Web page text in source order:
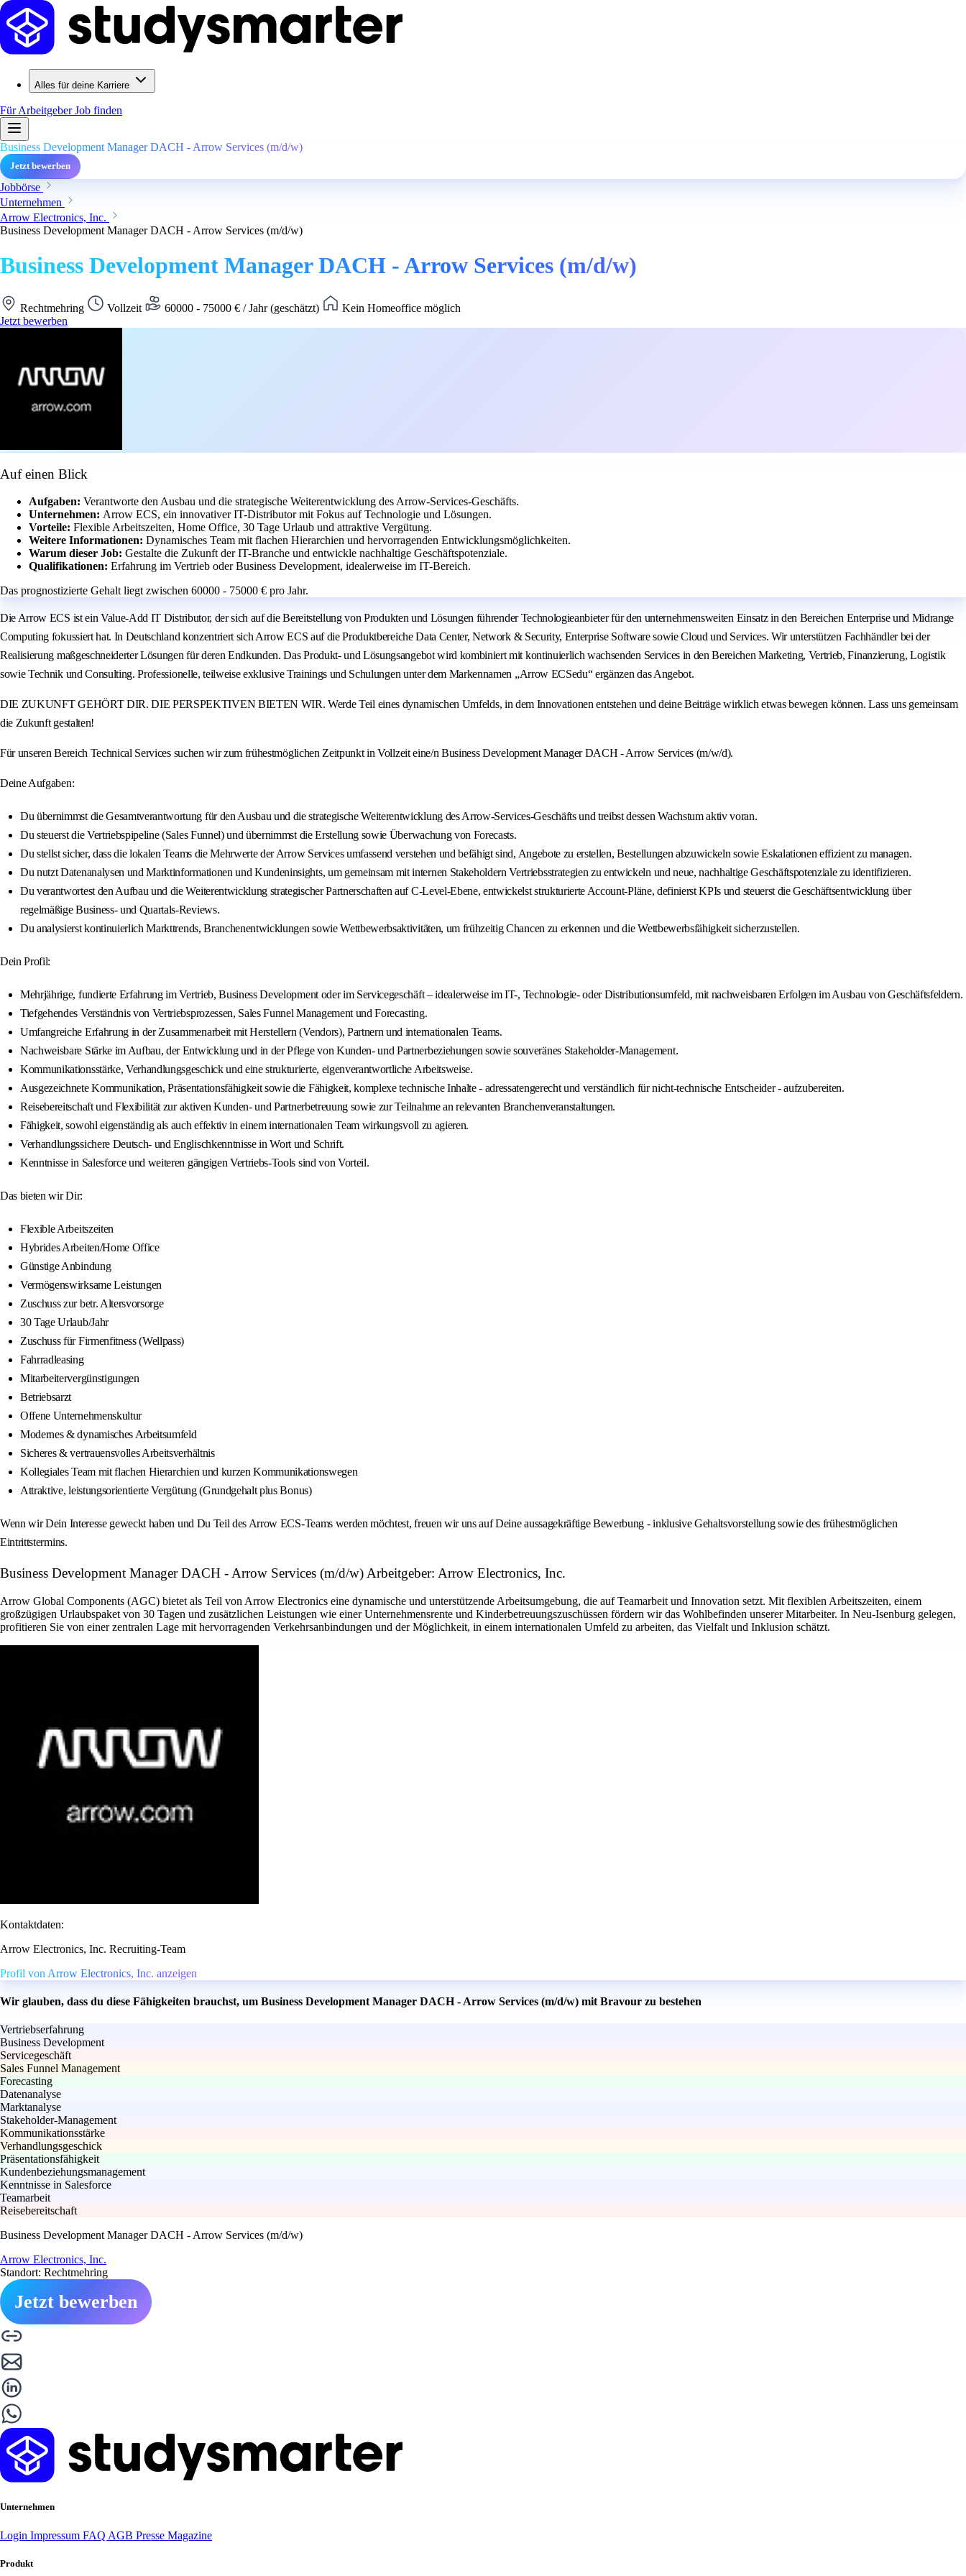
Alles für deine Karriere
Für ArbeitgeberJob finden
Business Development Manager DACH - Arrow Services (m/d/w)
Jetzt bewerben
Jobbörse
Unternehmen
Arrow Electronics, Inc.
Business Development Manager DACH - Arrow Services (m/d/w)
Business Development Manager DACH - Arrow Services (m/d/w)
Rechtmehring Vollzeit 60000 - 75000 € / Jahr (geschätzt)
Kein Homeoffice möglich
Jetzt bewerben
Auf einen Blick
Aufgaben: Verantworte den Ausbau und die strategische Weiterentwicklung des Arrow-Services-Geschäfts.
Unternehmen: Arrow ECS, ein innovativer IT-Distributor mit Fokus auf Technologie und Lösungen.
Vorteile: Flexible Arbeitszeiten, Home Office, 30 Tage Urlaub und attraktive Vergütung.
Weitere Informationen: Dynamisches Team mit flachen Hierarchien und hervorragenden Entwicklungsmöglichkeiten.
Warum dieser Job: Gestalte die Zukunft der IT-Branche und entwickle nachhaltige Geschäftspotenziale.
Qualifikationen: Erfahrung im Vertrieb oder Business Development, idealerweise im IT-Bereich.
Das prognostizierte Gehalt liegt zwischen 60000 - 75000 € pro Jahr.
Die Arrow ECS ist ein Value-Add IT Distributor, der sich auf die Bereitstellung von Produkten und Lösungen führender Technologieanbieter für den unternehmensweiten Einsatz in den Bereichen Enterprise und Midrange
Computing fokussiert hat. In Deutschland konzentriert sich Arrow ECS auf die Produktbereiche Data Center, Network & Security, Enterprise Software sowie Cloud und Services. Wir unterstützen Fachhändler bei der
Realisierung maßgeschneiderter Lösungen für deren Endkunden. Das Produkt- und Lösungsangebot wird kombiniert mit kontinuierlich wachsenden Services in den Bereichen Marketing, Vertrieb, Finanzierung, Logistik
sowie Technik und Consulting. Professionelle, teilweise exklusive Trainings und Schulungen unter dem Markennamen „Arrow ECSedu“ ergänzen das Angebot.
DIE ZUKUNFT GEHÖRT DIR. DIE PERSPEKTIVEN BIETEN WIR. Werde Teil eines dynamischen Umfelds, in dem Innovationen entstehen und deine Beiträge wirklich etwas bewegen können. Lass uns gemeinsam
die Zukunft gestalten!
Für unseren Bereich Technical Services suchen wir zum frühestmöglichen Zeitpunkt in Vollzeit eine/n Business Development Manager DACH - Arrow Services (m/w/d).
Deine Aufgaben:
Du übernimmst die Gesamtverantwortung für den Ausbau und die strategische Weiterentwicklung des Arrow-Services-Geschäfts und treibst dessen Wachstum aktiv voran.
Du steuerst die Vertriebspipeline (Sales Funnel) und übernimmst die Erstellung sowie Überwachung von Forecasts.
Du stellst sicher, dass die lokalen Teams die Mehrwerte der Arrow Services umfassend verstehen und befähigt sind, Angebote zu erstellen, Bestellungen abzuwickeln sowie Eskalationen effizient zu managen.
Du nutzt Datenanalysen und Marktinformationen und Kundeninsights, um gemeinsam mit internen Stakeholdern Vertriebsstrategien zu entwickeln und neue, nachhaltige Geschäftspotenziale zu identifizieren.
Du verantwortest den Aufbau und die Weiterentwicklung strategischer Partnerschaften auf C-Level-Ebene, entwickelst strukturierte Account-Pläne, definierst KPIs und steuerst die Geschäftsentwicklung über
regelmäßige Business- und Quartals-Reviews.
Du analysierst kontinuierlich Markttrends, Branchenentwicklungen sowie Wettbewerbsaktivitäten, um frühzeitig Chancen zu erkennen und die Wettbewerbsfähigkeit sicherzustellen.
Dein Profil:
Mehrjährige, fundierte Erfahrung im Vertrieb, Business Development oder im Servicegeschäft – idealerweise im IT-, Technologie- oder Distributionsumfeld, mit nachweisbaren Erfolgen im Ausbau von Geschäftsfeldern.
Tiefgehendes Verständnis von Vertriebsprozessen, Sales Funnel Management und Forecasting.
Umfangreiche Erfahrung in der Zusammenarbeit mit Herstellern (Vendors), Partnern und internationalen Teams.
Nachweisbare Stärke im Aufbau, der Entwicklung und in der Pflege von Kunden- und Partnerbeziehungen sowie souveränes Stakeholder-Management.
Kommunikationsstärke, Verhandlungsgeschick und eine strukturierte, eigenverantwortliche Arbeitsweise.
Ausgezeichnete Kommunikation, Präsentationsfähigkeit sowie die Fähigkeit, komplexe technische Inhalte - adressatengerecht und verständlich für nicht-technische Entscheider - aufzubereiten.
Reisebereitschaft und Flexibilität zur aktiven Kunden- und Partnerbetreuung sowie zur Teilnahme an relevanten Branchenveranstaltungen.
Fähigkeit, sowohl eigenständig als auch effektiv in einem internationalen Team wirkungsvoll zu agieren.
Verhandlungssichere Deutsch- und Englischkenntnisse in Wort und Schrift.
Kenntnisse in Salesforce und weiteren gängigen Vertriebs-Tools sind von Vorteil.
Das bieten wir Dir:
Flexible Arbeitszeiten
Hybrides Arbeiten/Home Office
Günstige Anbindung
Vermögenswirksame Leistungen
Zuschuss zur betr. Altersvorsorge
30 Tage Urlaub/Jahr
Zuschuss für Firmenfitness (Wellpass)
Fahrradleasing
Mitarbeitervergünstigungen
Betriebsarzt
Offene Unternehmenskultur
Modernes & dynamisches Arbeitsumfeld
Sicheres & vertrauensvolles Arbeitsverhältnis
Kollegiales Team mit flachen Hierarchien und kurzen Kommunikationswegen
Attraktive, leistungsorientierte Vergütung (Grundgehalt plus Bonus)
Wenn wir Dein Interesse geweckt haben und Du Teil des Arrow ECS-Teams werden möchtest, freuen wir uns auf Deine aussagekräftige Bewerbung - inklusive Gehaltsvorstellung sowie des frühestmöglichen
Eintrittstermins.
Business Development Manager DACH - Arrow Services (m/d/w) Arbeitgeber: Arrow Electronics, Inc.
Arrow Global Components (AGC) bietet als Teil von Arrow Electronics eine dynamische und unterstützende Arbeitsumgebung, die auf Teamarbeit und Innovation setzt. Mit flexiblen Arbeitszeiten, einem
großzügigen Urlaubspaket von 30 Tagen und zusätzlichen Leistungen wie einer Unternehmensrente und Kinderbetreuungszuschüssen fördern wir das Wohlbefinden unserer Mitarbeiter. In Neu-Isenburg gelegen,
profitieren Sie von einer zentralen Lage mit hervorragenden Verkehrsanbindungen und der Möglichkeit, in einem internationalen Umfeld zu arbeiten, das Vielfalt und Inklusion schätzt.
Kontaktdaten:
Arrow Electronics, Inc. Recruiting-Team
Profil von Arrow Electronics, Inc. anzeigen
Wir glauben, dass du diese Fähigkeiten brauchst, um Business Development Manager DACH - Arrow Services (m/d/w) mit Bravour zu bestehen
Vertriebserfahrung
Business Development
Servicegeschäft
Sales Funnel Management
Forecasting
Datenanalyse
Marktanalyse
Stakeholder-Management
Kommunikationsstärke
Verhandlungsgeschick
Präsentationsfähigkeit
Kundenbeziehungsmanagement
Kenntnisse in Salesforce
Teamarbeit
Reisebereitschaft
Business Development Manager DACH - Arrow Services (m/d/w)
Arrow Electronics, Inc.
Standort: Rechtmehring
Jetzt bewerben
Unternehmen
Login Impressum FAQ AGB Presse Magazine
Produkt